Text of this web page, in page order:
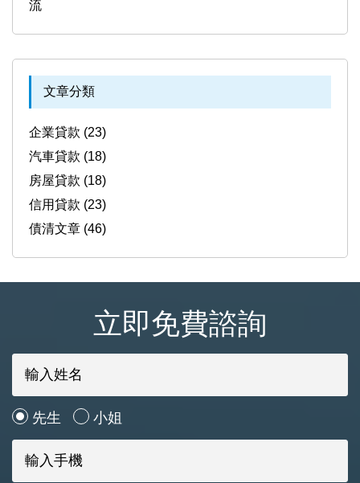
流
文章分類
企業貸款 (23)
汽車貸款 (18)
房屋貸款 (18)
信用貸款 (23)
債清文章 (46)
立即免費諮詢
先生 小姐